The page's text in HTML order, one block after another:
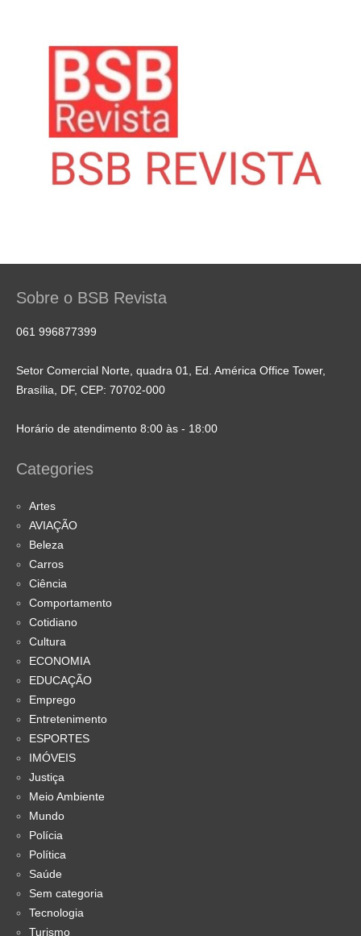
Sobre o BSB Revista
061 996877399
Setor Comercial Norte, quadra 01, Ed. América Office Tower,
Brasília, DF, CEP: 70702-000
Horário de atendimento 8:00 às - 18:00
Categories
Artes
AVIAÇÃO
Beleza
Carros
Ciência
Comportamento
Cotidiano
Cultura
ECONOMIA
EDUCAÇÃO
Emprego
Entretenimento
ESPORTES
IMÓVEIS
Justiça
Meio Ambiente
Mundo
Polícia
Política
Saúde
Sem categoria
Tecnologia
Turismo